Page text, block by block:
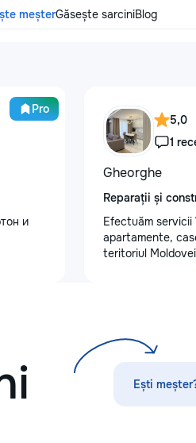
meșterGăsește sarciniBlog
Pro
и
5,0
1
Gheorghe
Reparații și
Efectuăm servicii
apartamente,
teritoriul
la num.:
Ești